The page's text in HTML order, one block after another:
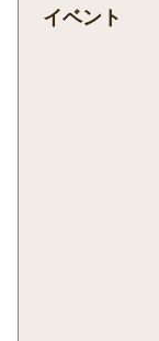
イベント